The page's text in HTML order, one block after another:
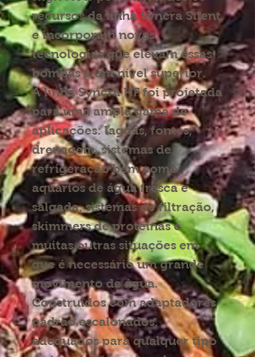
recursos da linha Syncra Silent
e incorporam novas
tecnologias que elevam essas
bombas a um nível superior.
A linha Syncra HF foi projetada
para uma ampla gama de
aplicações: lagoas, fontes,
drenagem, sistemas de
refrigeração bem como
aquários de água fresca e
salgada, sistemas de filtração,
skimmers de proteínas e
muitas outras situações em
que é necessário um grande
movimento de água.
Construídos com adaptadores
padrão escalonados,
adequados para qualquer tipo